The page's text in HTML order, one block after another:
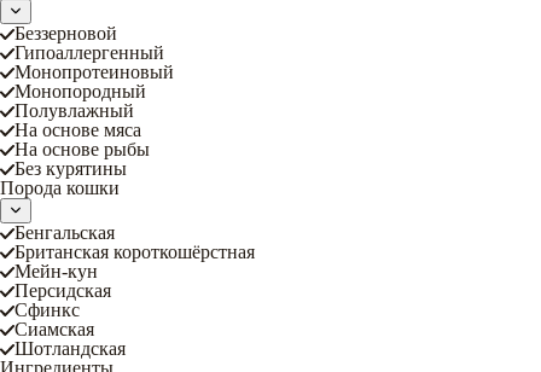
Беззерновой
Гипоаллергенный
Монопротеиновый
Монопородный
Полувлажный
На основе мяса
На основе рыбы
Без курятины
Порода кошки
Бенгальская
Британская короткошёрстная
Мейн-кун
Персидская
Сфинкс
Сиамская
Шотландская
Ингредиенты